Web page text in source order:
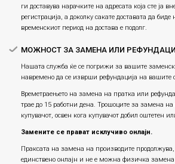
ги доставува нарачките на адресата која сте ја
регистрација, а доколку сакате доставата да
временскиот период на достава е подолг.
МОЖНОСТ ЗА ЗАМЕНА ИЛИ
Нашата служба ќе се погрижи за вашите
навремено да се изврши рефундација на вашите
Времетраењето на замена на пратка или
трае до 15 работни дена. Трошоците за замена
купувачот, освен кога купувачот добил оштетен
Замените се прават исклучиво онлајн.
Праксата на замена на производите
единствено онлајн и не е можна физичка